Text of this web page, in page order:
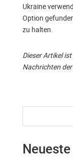
Ukraine
Option
zu halten.
Dieser Artikel
Nachrichten